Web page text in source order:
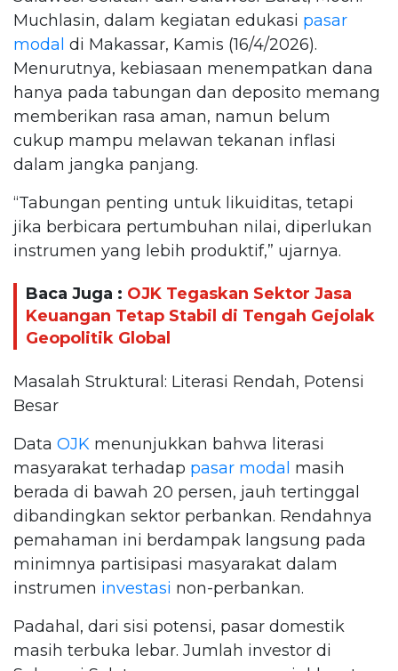
Muchlasin, dalam kegiatan edukasi pasar
modal di Makassar, Kamis (16/4/2026).
Menurutnya, kebiasaan menempatkan dana
hanya pada tabungan dan deposito memang
memberikan rasa aman, namun belum
cukup mampu melawan tekanan inflasi
dalam jangka panjang.
“Tabungan penting untuk likuiditas, tetapi
jika berbicara pertumbuhan nilai, diperlukan
instrumen yang lebih produktif,” ujarnya.
Baca Juga : OJK Tegaskan Sektor Jasa
Keuangan Tetap Stabil di Tengah Gejolak
Geopolitik Global
Masalah Struktural: Literasi Rendah, Potensi
Besar
Data OJK menunjukkan bahwa literasi
masyarakat terhadap pasar modal masih
berada di bawah 20 persen, jauh tertinggal
dibandingkan sektor perbankan. Rendahnya
pemahaman ini berdampak langsung pada
minimnya partisipasi masyarakat dalam
instrumen investasi non-perbankan.
Padahal, dari sisi potensi, pasar domestik
masih terbuka lebar. Jumlah investor di